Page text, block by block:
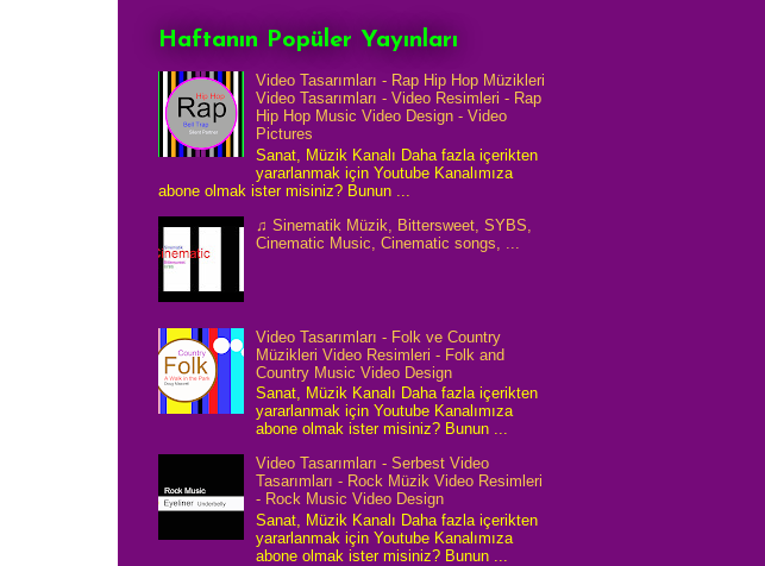
Haftanın Popüler Yayınları
Video Tasarımları - Rap Hip Hop Müzikleri
Video Tasarımları - Video Resimleri - Rap
Hip Hop Music Video Design - Video
Pictures
Sanat, Müzik Kanalı Daha fazla içerikten
yararlanmak için Youtube Kanalımıza
abone olmak ister misiniz? Bunun ...
♫ Sinematik Müzik, Bittersweet, SYBS,
Cinematic Music, Cinematic songs, ...
Video Tasarımları - Folk ve Country
Müzikleri Video Resimleri - Folk and
Country Music Video Design
Sanat, Müzik Kanalı Daha fazla içerikten
yararlanmak için Youtube Kanalımıza
abone olmak ister misiniz? Bunun ...
Video Tasarımları - Serbest Video
Tasarımları - Rock Müzik Video Resimleri
- Rock Music Video Design
Sanat, Müzik Kanalı Daha fazla içerikten
yararlanmak için Youtube Kanalımıza
abone olmak ister misiniz? Bunun ...